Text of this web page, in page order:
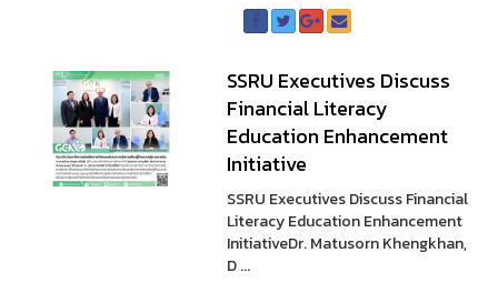
SSRU Executives Discuss
Financial Literacy
Education Enhancement
Initiative
SSRU Executives Discuss Financial
Literacy Education Enhancement
InitiativeDr. Matusorn Khengkhan,
D ...